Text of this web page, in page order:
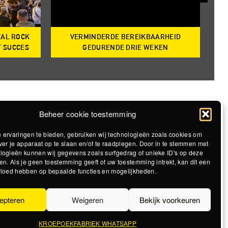
Beheer cookie toestemming
ervaringen te bieden, gebruiken wij technologieën zoals cookies om
je apparaat op te slaan en/of te raadplegen. Door in te stemmen met
kunnen wij gegevens zoals surfgedrag of unieke ID's op deze
Als je geen toestemming geeft of uw toestemming intrekt, kan dit een
hebben op bepaalde functies en mogelijkheden.
Weigeren Bekijk voorkeuren
KROEPOEKFABRIEK WHATSAPP
ROCK
SUCCES
VERMINDERDE BEREIKBAARHEID
GEDURENDE DRIE WEKEN